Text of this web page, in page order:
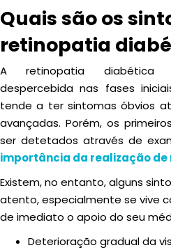
Quais são os
retinopatia
A retinopatia diabética
despercebida nas fases
tende a ter sintomas óbvios
avançadas. Porém, os
ser detetados através de
importância da realização
Existem, no entanto, alguns
atento, especialmente se vive
de imediato o apoio do seu
Deterioração gradual da